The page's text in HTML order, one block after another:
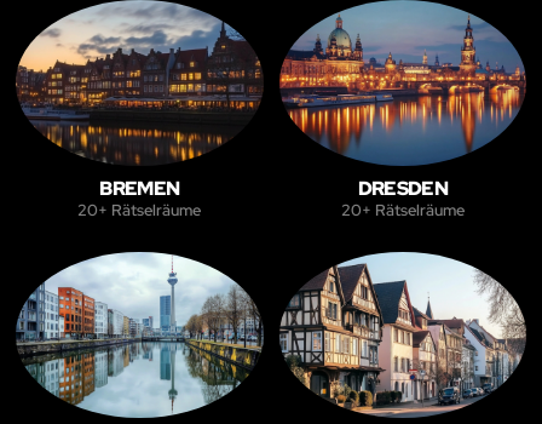
BREMEN
20+ Rätselräume
DRESDEN
20+ Rätselräume